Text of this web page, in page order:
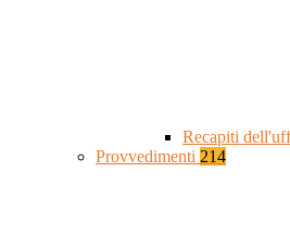
Recapiti
Provvedimenti 214